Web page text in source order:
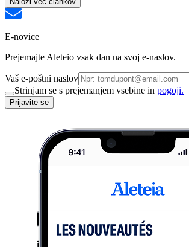
E-novice
Prejemajte Aleteio vsak dan na svoj e-naslov.
Vaš e-poštni naslov
Strinjam se s prejemanjem vsebine in pogoji.
Prijavite se